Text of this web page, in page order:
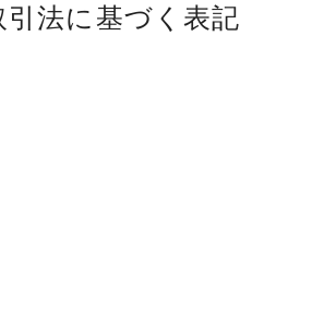
引法に基づく表記